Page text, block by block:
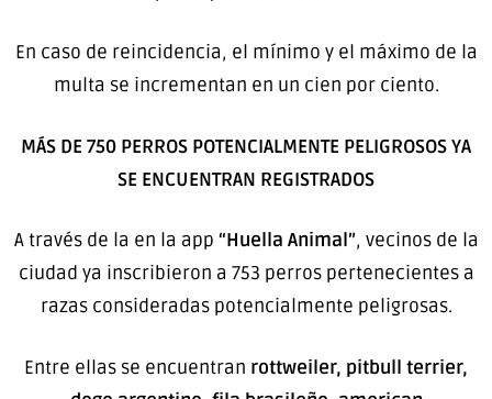
En caso de reincidencia, el mínimo y el máximo de la
multa se incrementan en un cien por ciento.
MÁS DE 750 PERROS POTENCIALMENTE PELIGROSOS YA
SE ENCUENTRAN REGISTRADOS
A través de la en la app “Huella Animal”, vecinos de la
ciudad ya inscribieron a 753 perros pertenecientes a
razas consideradas potencialmente peligrosas.
Entre ellas se encuentran rottweiler, pitbull terrier,